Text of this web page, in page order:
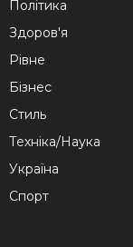
Політика
Здоров'я
Рівне
Бізнес
Стиль
Техніка/Наука
Україна
Спорт